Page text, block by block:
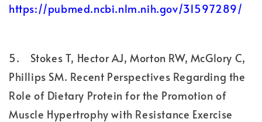
https://pubmed.ncbi.nlm.nih.gov/31597289/
5.
Stokes T, Hector AJ, Morton RW, McGlory C,
Phillips SM. Recent Perspectives Regarding the
Role of Dietary Protein for the Promotion of
Muscle Hypertrophy with Resistance Exercise